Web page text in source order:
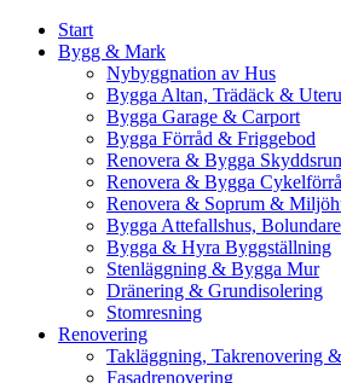
Start
Bygg & Mark
Nybyggnation av Hus
Bygga Altan, Trädäck &
Bygga Garage & Carport
Bygga Förråd & Friggebod
Renovera & Bygga
Renovera & Bygga
Renovera & Soprum &
Bygga Attefallshus,
Bygga & Hyra Byggställning
Stenläggning & Bygga Mur
Dränering & Grundisolering
Stomresning
Renovering
Takläggning, Takrenovering
Fasadrenovering